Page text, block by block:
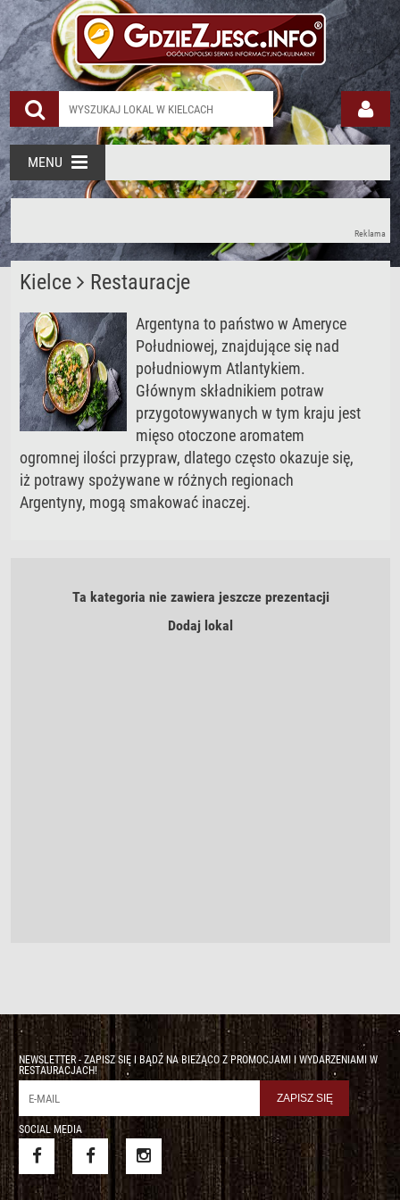
MENU
Reklama
Kielce Restauracje
Argentyna to państwo w Ameryce
Południowej, znajdujące się nad
południowym Atlantykiem.
Głównym składnikiem potraw
przygotowywanych w tym kraju jest
mięso otoczone aromatem
ogromnej ilości przypraw, dlatego często okazuje się,
iż potrawy spożywane w różnych regionach
Argentyny, mogą smakować inaczej.
Ta kategoria nie zawiera jeszcze prezentacji
Dodaj lokal
NEWSLETTER - ZAPISZ SIĘ I BĄDŹ NA BIEŻĄCO Z PROMOCJAMI I WYDARZENIAMI W
RESTAURACJACH!
SOCIAL MEDIA